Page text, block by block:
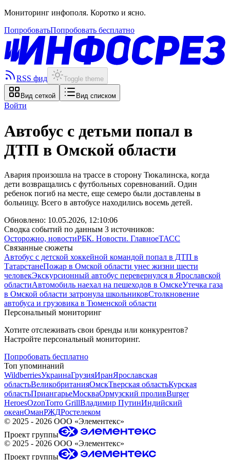
Мониторинг инфополя. Коротко и ясно.
ПопробоватьПопробовать бесплатно
RSS фид Toggle theme
Вид сеткой Вид списком
Войти
Автобус с детьми попал в
ДТП в Омской области
Авария произошла на трассе в сторону Тюкалинска, когда
дети возвращались с футбольных соревнований. Один
ребенок погиб на месте, еще семеро были доставлены в
больницу. Всего в автобусе находились восемь детей.
Обновлено: 10.05.2026, 12:10:06
Сводка событий по данным 3 источников:
Осторожно, новостиРБК. Новости. ГлавноеТАСС
Связанные сюжеты
Автобус с детской хоккейной командой попал в ДТП в
ТатарстанеПожар в Омской области унес жизни шести
человекЭкскурсионный автобус перевернулся в Ярославской
областиАвтомобиль наехал на пешеходов в ОмскеУтечка газа
в Омской области затронула школьниковСтолкновение
автобуса и грузовика в Тюменской области
Персональный мониторинг
Хотите отслеживать свои бренды или конкурентов?
Настройте персональный мониторинг.
Попробовать бесплатно
Топ упоминаний
WildberriesУкраинаГрузияИранЯрославская
областьВеликобританияОмскТверская областьКурская
областьПриангарьеМоскваОрмузский проливBurger
HeroesOzonTorro GrillВладимир ПутинИндийский
океанОманРЖДРостелеком
© 2025 - 2026 ООО «Элементекс»
Проект группы
© 2025 - 2026 ООО «Элементекс»
Проект группы